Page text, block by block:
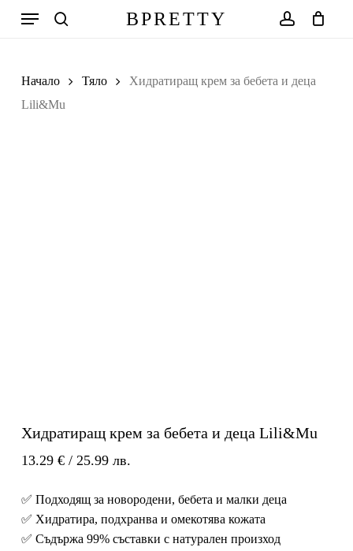
BPRETTY
Меню
Начало Тяло
Хидратиращ крем за бебета и деца
Lili&Mu
Хидратиращ крем за бебета и деца Lili&Mu
13.29 €/ 25.99 лв.
✅ Подходящ за новородени, бебета и малки деца
✅ Хидратира, подхранва и омекотява кожата
✅ Съдържа 99% съставки с натурален произход